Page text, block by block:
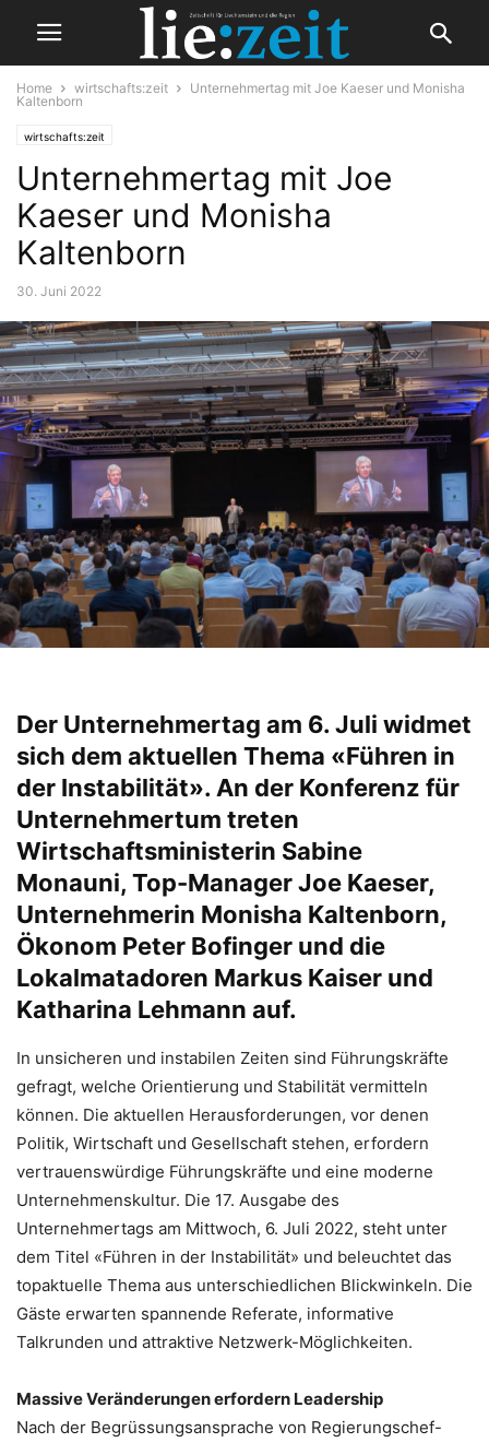
Home wirtschafts:zeit
Unternehmertag mit Joe Kaeser und Monisha
Kaltenborn
wirtschafts:zeit
Unternehmertag mit Joe
Kaeser und Monisha
Kaltenborn
30. Juni 2022
Der Unternehmertag am 6. Juli widmet
sich dem aktuellen Thema «Führen in
der Instabilität». An der Konferenz für
Unternehmertum treten
Wirtschaftsministerin Sabine
Monauni, Top-Manager Joe Kaeser,
Unternehmerin Monisha Kaltenborn,
Ökonom Peter Bofinger und die
Lokalmatadoren Markus Kaiser und
Katharina Lehmann auf.
In unsicheren und instabilen Zeiten sind Führungskräfte
gefragt, welche Orientierung und Stabilität vermitteln
können. Die aktuellen Herausforderungen, vor denen
Politik, Wirtschaft und Gesellschaft stehen, erfordern
vertrauenswürdige Führungskräfte und eine moderne
Unternehmenskultur. Die 17. Ausgabe des
Unternehmertags am Mittwoch, 6. Juli 2022, steht unter
dem Titel «Führen in der Instabilität» und beleuchtet das
topaktuelle Thema aus unterschiedlichen Blickwinkeln. Die
Gäste erwarten spannende Referate, informative
Talkrunden und attraktive Netzwerk-Möglichkeiten.
Massive Veränderungen erfordern Leadership
Nach der Begrüssungsansprache von Regierungschef-